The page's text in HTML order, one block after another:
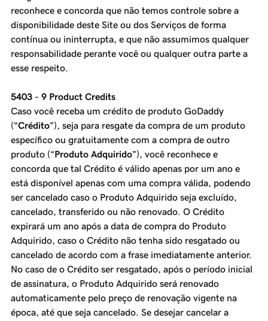
reconhece e concorda que não temos controle sobre a
disponibilidade deste Site ou dos Serviços de forma
contínua ou ininterrupta, e que não assumimos qualquer
responsabilidade perante você ou qualquer outra parte a
esse respeito.
5403 - 9 Product Credits
Caso você receba um crédito de produto GoDaddy
(“Crédito”), seja para resgate da compra de um produto
específico ou gratuitamente com a compra de outro
produto (“Produto Adquirido”), você reconhece e
concorda que tal Crédito é válido apenas por um ano e
está disponível apenas com uma compra válida, podendo
ser cancelado caso o Produto Adquirido seja excluído,
cancelado, transferido ou não renovado. O Crédito
expirará um ano após a data de compra do Produto
Adquirido, caso o Crédito não tenha sido resgatado ou
cancelado de acordo com a frase imediatamente anterior.
No caso de o Crédito ser resgatado, após o período inicial
de assinatura, o Produto Adquirido será renovado
automaticamente pelo preço de renovação vigente na
época, até que seja cancelado. Se desejar cancelar a